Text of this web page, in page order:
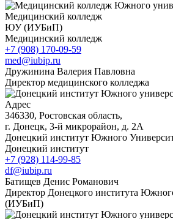
Медицинский колледж
ЮУ (ИУБиП)
Медицинский колледж
+7 (908) 170-09-59
med@iubip.ru
Дружинина Валерия Павловна
Директор медицинского колледжа
Адрес
346330, Ростовская область,
г. Донецк, 3-й микрорайон, д. 2А
Донецкий институт Южного
Донецкий институт
+7 (928) 114-99-85
df@iubip.ru
Батищев Денис Романович
Директор Донецкого института
(ИУБиП)